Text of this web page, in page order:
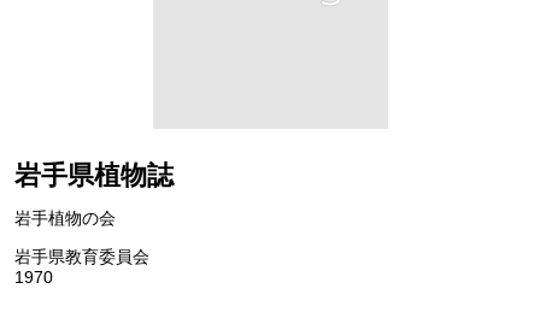
岩手県植物誌
岩手植物の会
岩手県教育委員会
1970